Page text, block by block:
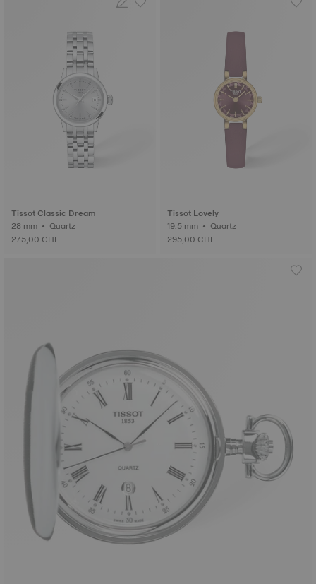
Tissot Classic Dream
28 mm • Quartz
275,00 CHF
Tissot Lovely
19.5 mm • Quartz
295,00 CHF